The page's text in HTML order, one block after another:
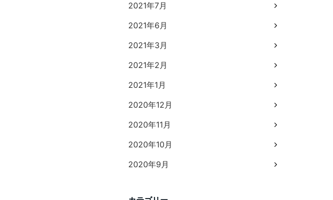
2021年7月
2021年6月
2021年3月
2021年2月
2021年1月
2020年12月
2020年11月
2020年10月
2020年9月